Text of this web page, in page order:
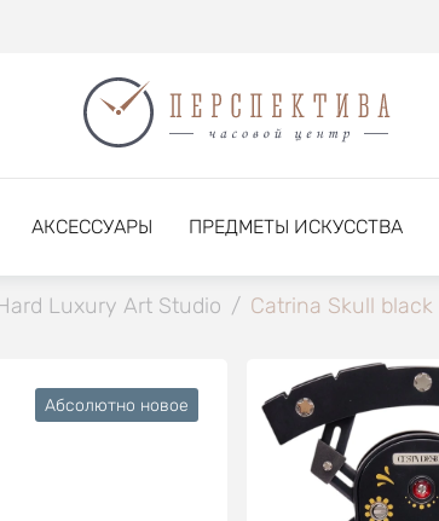
АКСЕССУАРЫ ПРЕДМЕТЫ ИСКУССТВА
Luxury Art Studio / Catrina Skull black
Абсолютно новое